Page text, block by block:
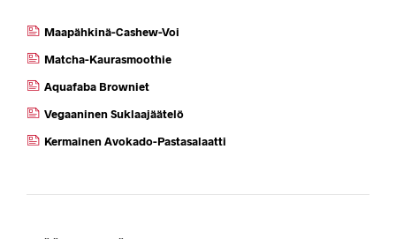
Maapähkinä-Cashew-Voi
Matcha-Kaurasmoothie
Aquafaba Browniet
Vegaaninen Suklaajäätelö
Kermainen Avokado-Pastasalaatti